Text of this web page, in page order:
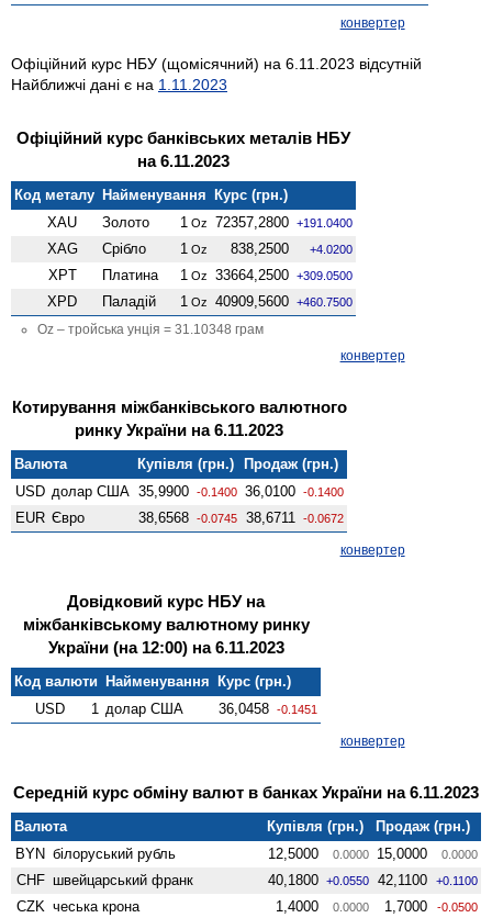
конвертер
Офіційний курс НБУ (щомісячний) на 6.11.2023 відсутній
Найближчі дані є на 1.11.2023
Офіційний курс банківських металів НБУ
на 6.11.2023
Код металу Найменування Курс (грн.)
XAU
Золото 1 Oz 72357,2800 +191.0400
XAG Срібло 1 Oz 838,2500 +4.0200
XPT Платина 1 Oz 33664,2500 +309.0500
XPD Паладій 1 Oz 40909,5600 +460.7500
Oz – тройська унція = 31.10348 грам
конвертер
Котирування міжбанківського валютного
ринку України на 6.11.2023
Валюта Купівля (грн.)
Продаж (грн.)
USD долар США 35,9900 -0.1400 36,0100 -0.1400
EUR Євро 38,6568 -0.0745 38,6711 -0.0672
конвертер
Довідковий курс НБУ на
міжбанківському валютному ринку
України (на 12:00) на 6.11.2023
Код валюти Найменування Курс (грн.)
USD
1 долар США 36,0458 -0.1451
конвертер
Середній курс обміну валют в банках України на 6.11.2023
Валюта Купівля (грн.)
Продаж (грн.)
BYN білоруський рубль 12,5000 0.0000 15,0000 0.0000
CHF швейцарський франк 40,1800 +0.0550 42,1100 +0.1100
CZK чеська крона 1,4000 0.0000 1,7000 -0.0500